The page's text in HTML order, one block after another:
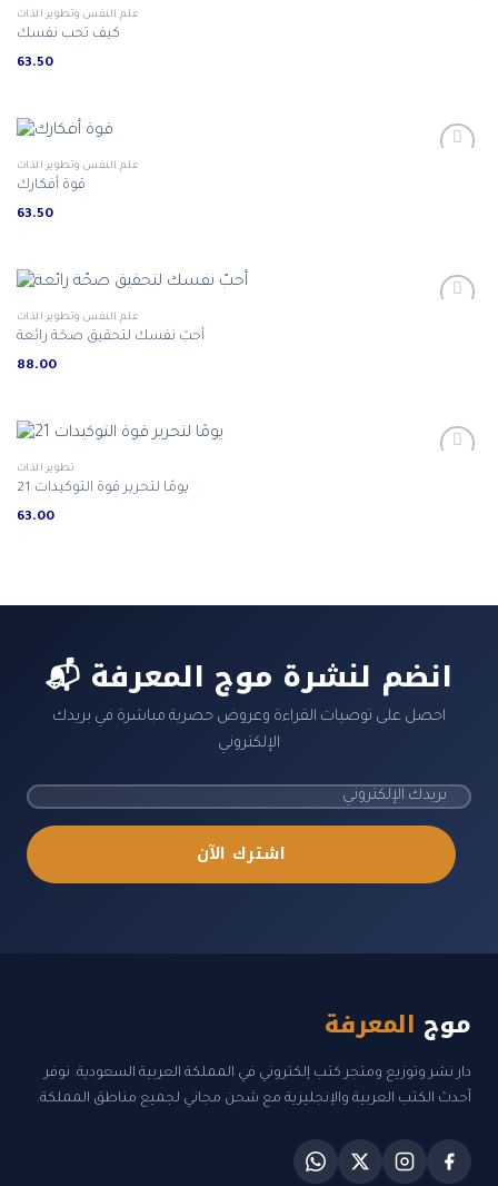
علم النفس وتطوير الذات
كيف تحب نفسك
63.50
علم النفس وتطوير الذات
قوة أفكارك
63.50
علم النفس وتطوير الذات
أحبّ نفسك لتحقيق صحّة رائعة
88.00
تطوير الذات
21 يومًا لتحرير قوة التوكيدات
63.00
📬 انضم لنشرة موج المعرفة
احصل على توصيات القراءة وعروض حصرية مباشرة في بريدك
الإلكتروني
اشترك الآن
موج المعرفة
دار نشر وتوزيع ومتجر كتب إلكتروني في المملكة العربية السعودية. نوفر
أحدث الكتب العربية والإنجليزية مع شحن مجاني لجميع مناطق المملكة.